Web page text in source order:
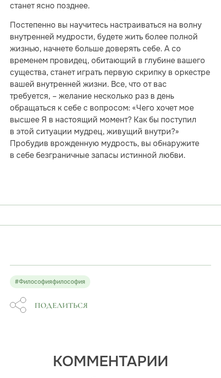
станет ясно позднее.
Постепенно вы научитесь настраиваться на волну
внутренней мудрости, будете жить более полной
жизнью, начнете больше доверять себе. А со
временем провидец, обитающий в глубине вашего
существа, станет играть первую скрипку в оркестре
вашей внутренней жизни. Все, что от вас
требуется, – желание несколько раз в день
обращаться к себе с вопросом: «Чего хочет мое
высшее Я в настоящий момент? Как бы поступил
в этой ситуации мудрец, живущий внутри?»
Пробудив врожденную мудрость, вы обнаружите
в себе безграничные запасы истинной любви.
#Философияфилософия
ПОДЕЛИТЬСЯ
КОММЕНТАРИИ